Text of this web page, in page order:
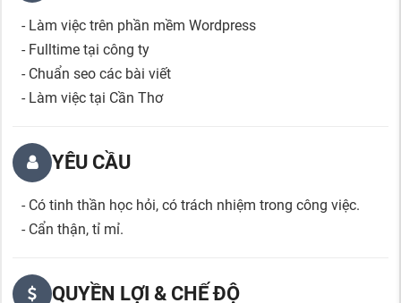
- Làm việc trên phần mềm Wordpress
- Fulltime tại công ty
- Chuẩn seo các bài viết
- Làm việc tại Cần Thơ
YÊU CẦU
- Có tinh thần học hỏi, có trách nhiệm trong công việc.
- Cẩn thận, tỉ mỉ.
QUYỀN LỢI & CHẾ ĐỘ